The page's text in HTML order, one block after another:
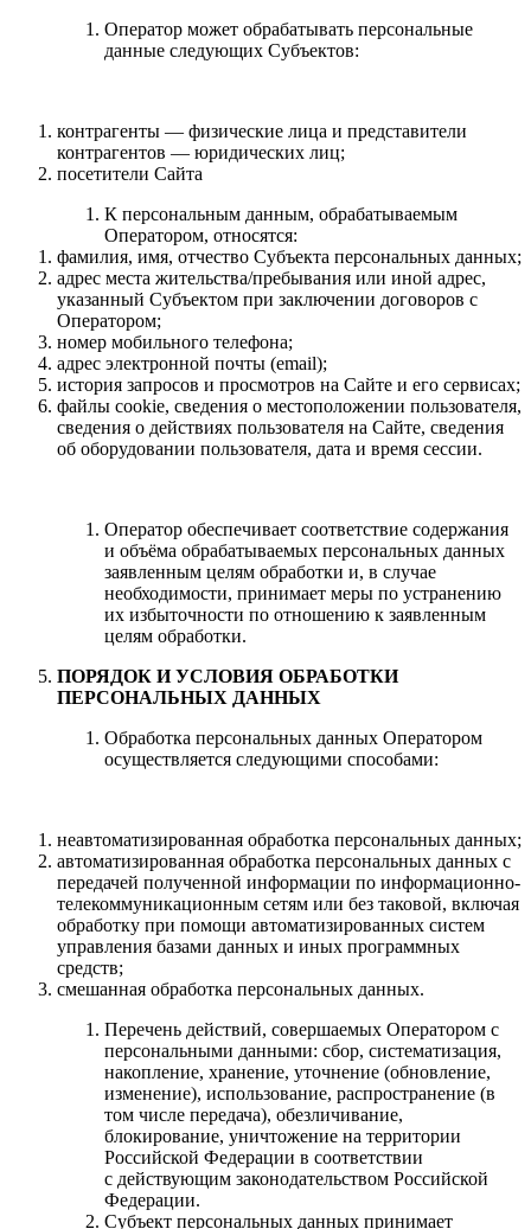
Оператор может обрабатывать персональные
данные следующих Субъектов:
контрагенты — физические лица и представители
контрагентов — юридических лиц;
посетители Сайта
К персональным данным, обрабатываемым
Оператором, относятся:
фамилия, имя, отчество Субъекта персональных данных;
адрес места жительства/пребывания или иной адрес,
указанный Субъектом при заключении договоров с
Оператором;
номер мобильного телефона;
адрес электронной почты (email);
история запросов и просмотров на Сайте и его сервисах;
файлы cookie, сведения о местоположении пользователя,
сведения о действиях пользователя на Сайте, сведения
об оборудовании пользователя, дата и время сессии.
Оператор обеспечивает соответствие содержания
и объёма обрабатываемых персональных данных
заявленным целям обработки и, в случае
необходимости, принимает меры по устранению
их избыточности по отношению к заявленным
целям обработки.
ПОРЯДОК И УСЛОВИЯ ОБРАБОТКИ
ПЕРСОНАЛЬНЫХ ДАННЫХ
Обработка персональных данных Оператором
осуществляется следующими способами:
неавтоматизированная обработка персональных данных;
автоматизированная обработка персональных данных с
передачей полученной информации по информационно-
телекоммуникационным сетям или без таковой, включая
обработку при помощи автоматизированных систем
управления базами данных и иных программных
средств;
смешанная обработка персональных данных.
Перечень действий, совершаемых Оператором с
персональными данными: сбор, систематизация,
накопление, хранение, уточнение (обновление,
изменение), использование, распространение (в
том числе передача), обезличивание,
блокирование, уничтожение на территории
Российской Федерации в соответствии
с действующим законодательством Российской
Федерации.
Субъект персональных данных принимает